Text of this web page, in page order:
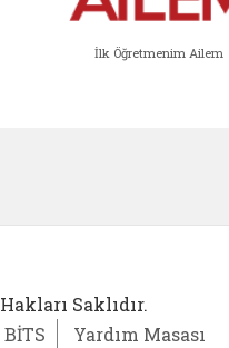
İlk Öğretmenim Ailem
Saklıdır.
BİTS Yardım Masası